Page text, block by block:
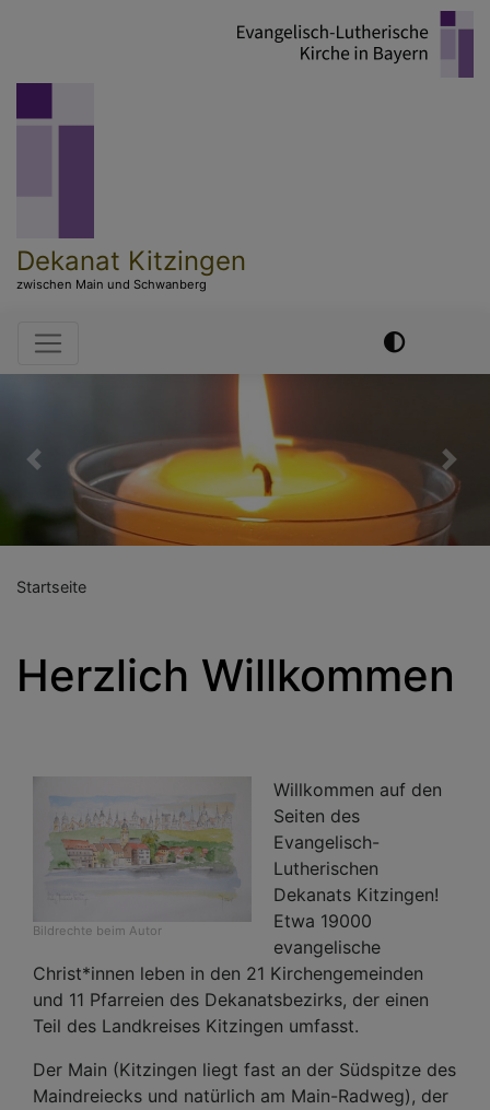
Dekanat Kitzingen
zwischen Main und Schwanberg
Hauptnavigation
Previous Next
Startseite
Herzlich Willkommen
Bildrechte beim Autor
Willkommen auf den
Seiten des
Evangelisch-
Lutherischen
Dekanats Kitzingen!
Etwa 19000
evangelische
Christ*innen leben in den 21 Kirchengemeinden
und 11 Pfarreien des Dekanatsbezirks, der einen
Teil des Landkreises Kitzingen umfasst.
Der Main (Kitzingen liegt fast an der Südspitze des
Maindreiecks und natürlich am Main-Radweg), der